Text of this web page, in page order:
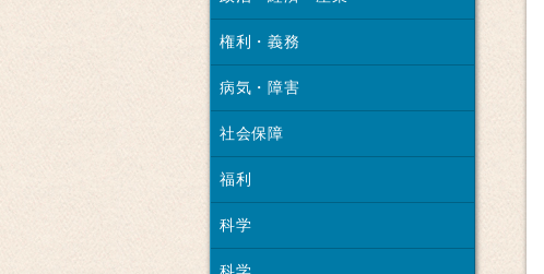
権利・義務
病気・障害
社会保障
福利
科学